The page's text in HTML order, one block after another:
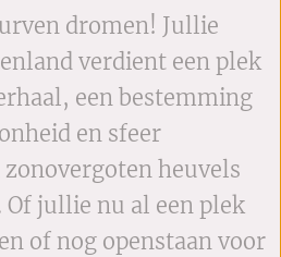
dromen! Jullie
verdient een plek
een bestemming
en sfeer
heuvels
jullie nu al een plek
of nog openstaan voor